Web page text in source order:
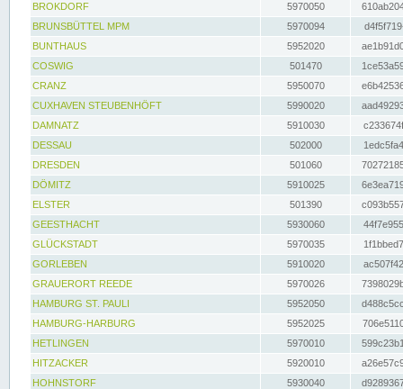
BROKDORF
5970050
BRUNSBÜTTEL MPM
5970094
BUNTHAUS
5952020
COSWIG
501470
CRANZ
5950070
CUXHAVEN STEUBENHÖFT
5990020
DAMNATZ
5910030
DESSAU
502000
DRESDEN
501060
DÖMITZ
5910025
ELSTER
501390
GEESTHACHT
5930060
GLÜCKSTADT
5970035
GORLEBEN
5910020
GRAUERORT REEDE
5970026
HAMBURG ST. PAULI
5952050
HAMBURG-HARBURG
5952025
HETLINGEN
5970010
HITZACKER
5920010
HOHNSTORF
5930040